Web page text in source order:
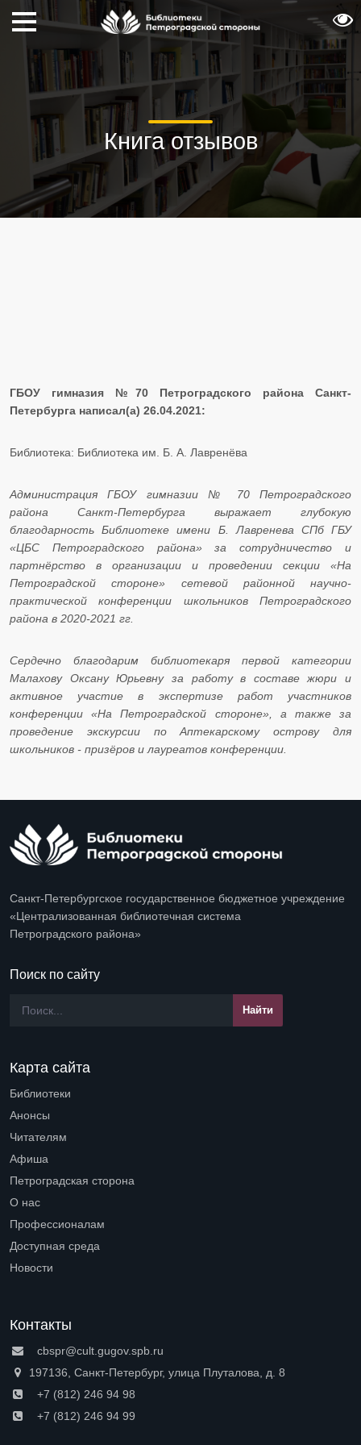
Книга отзывов
ГБОУ гимназия №70 Петроградского района Санкт-
Петербурга написал(а) 26.04.2021:
Библиотека: Библиотека им. Б. А. Лавренёва
Администрация ГБОУ гимназии № 70 Петроградского
района Санкт-Петербурга выражает глубокую
благодарность Библиотеке имени Б. Лавренева СПб ГБУ
«ЦБС Петроградского района» за сотрудничество и
партнёрство в организации и проведении секции «На
Петроградской стороне» сетевой районной научно-
практической конференции школьников Петроградского
района в 2020-2021 гг.
Сердечно благодарим библиотекаря первой категории
Малахову Оксану Юрьевну за работу в составе жюри и
активное участие в экспертизе работ участников
конференции «На Петроградской стороне», а также за
проведение экскурсии по Аптекарскому острову для
школьников - призёров и лауреатов конференции.
Санкт-Петербургское государственное бюджетное учреждение
«Централизованная библиотечная система
Петроградского района»
Поиск по сайту
Карта сайта
Библиотеки
Анонсы
Читателям
Афиша
Петроградская сторона
О нас
Профессионалам
Доступная среда
Новости
Контакты
cbspr@cult.gugov.spb.ru
197136, Санкт-Петербург, улица Плуталова, д. 8
+7 (812) 246 94 98
+7 (812) 246 94 99